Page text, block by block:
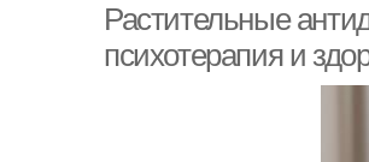
Растительные
психотерапия и